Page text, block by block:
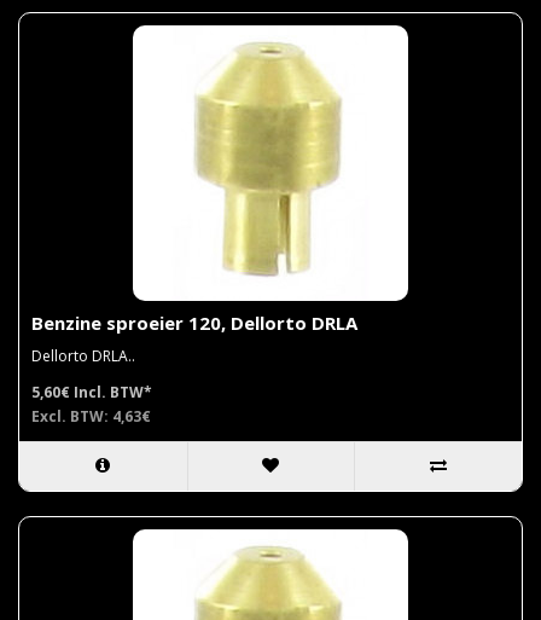
Benzine sproeier 120, Dellorto DRLA
Dellorto DRLA..
5,60€ Incl. BTW*
Excl. BTW: 4,63€